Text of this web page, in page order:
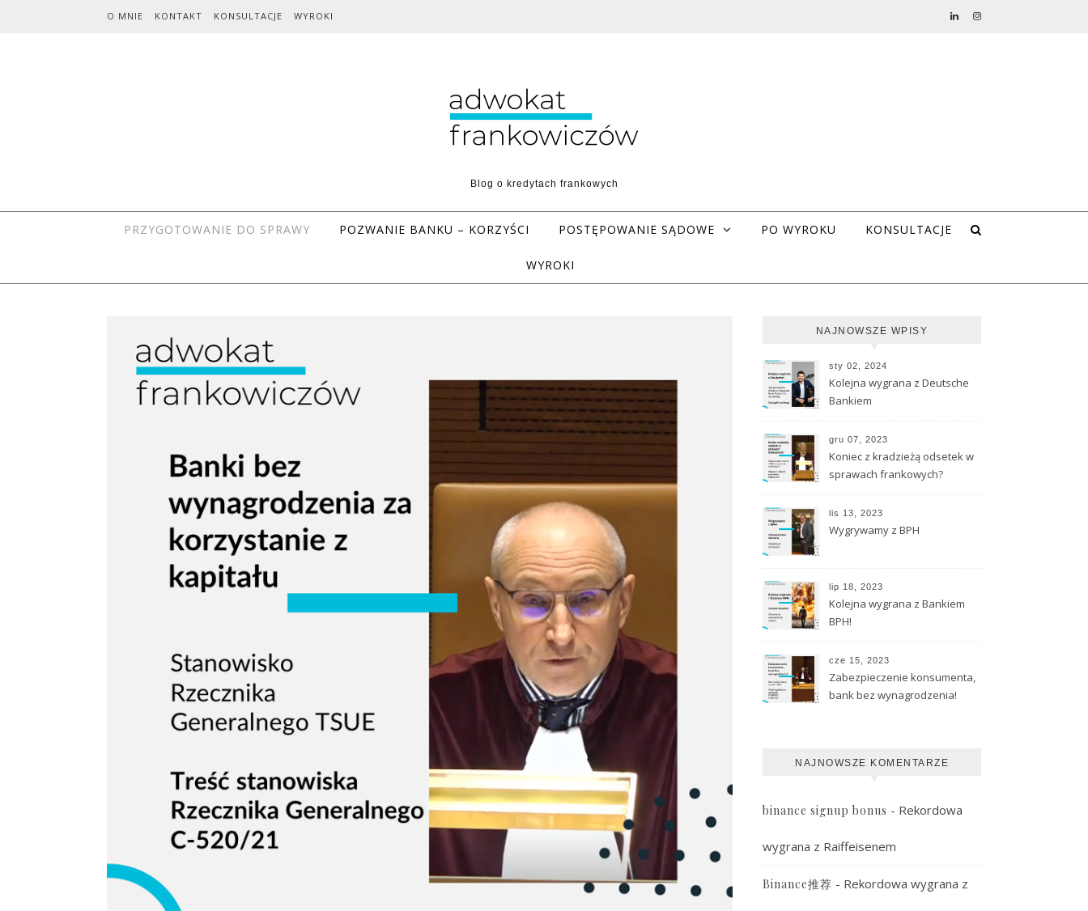
O MNIE KONTAKT KONSULTACJE WYROKI
Blog o kredytach frankowych
PRZYGOTOWANIE DO SPRAWY POZWANIE BANKU – KORZYŚCI POSTĘPOWANIE SĄDOWE PO WYROKU KONSULTACJE
WYROKI
NAJNOWSZE WPISY
sty 02, 2024
Kolejna wygrana z Deutsche
Bankiem
gru 07, 2023
Koniec z kradzieżą odsetek w
sprawach frankowych?
lis 13, 2023
Wygrywamy z BPH
lip 18, 2023
Kolejna wygrana z Bankiem
BPH!
cze 15, 2023
Zabezpieczenie konsumenta,
bank bez wynagrodzenia!
NAJNOWSZE KOMENTARZE
binance signup bonus - Rekordowa
wygrana z Raiffeisenem
Binance推荐 - Rekordowa wygrana z